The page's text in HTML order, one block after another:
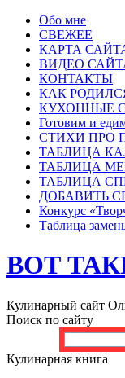
Обо мне
СВЕЖЕЕ
КАРТА
ВИДЕО
КОНТАКТЫ
КАК
КУХОННЫЕ
Готовим и
СТИХИ ПРО
ТАБЛИЦА
ТАБЛИЦА
ТАБЛИЦА
ДОБАВИТЬ
Конкурс
Таблица
ВОТ
Кулинарный сайт
Поиск по сайту
Кулинарная книга